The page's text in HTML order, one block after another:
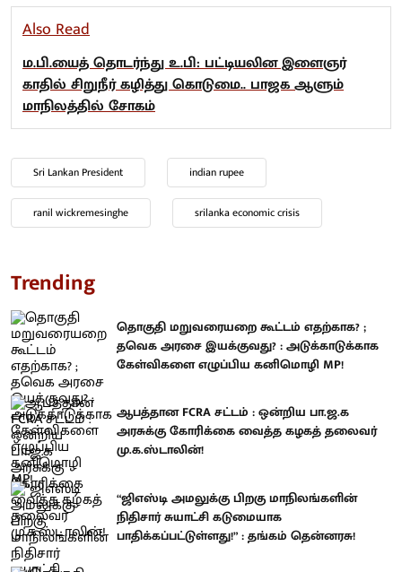
Also Read
ம.பி.யைத் தொடர்ந்து உ.பி: பட்டியலின இளைஞர்
காதில் சிறுநீர் கழித்து கொடுமை.. பாஜக ஆளும்
மாநிலத்தில் சோகம்
Sri Lankan President indian rupee
ranil wickremesinghe srilanka economic crisis
Trending
தொகுதி மறுவரையறை கூட்டம் எதற்காக? ;
தவெக அரசை இயக்குவது? : அடுக்காடுக்காக
கேள்விகளை எழுப்பிய கனிமொழி MP!
ஆபத்தான FCRA சட்டம் : ஒன்றிய பா.ஜ.க
அரசுக்கு கோரிக்கை வைத்த கழகத் தலைவர்
மு.க.ஸ்டாலின்!
“ஜிஎஸ்டி அமலுக்கு பிறகு மாநிலங்களின்
நிதிசார் சுயாட்சி கடுமையாக
பாதிக்கப்பட்டுள்ளது!” : தங்கம் தென்னரசு!